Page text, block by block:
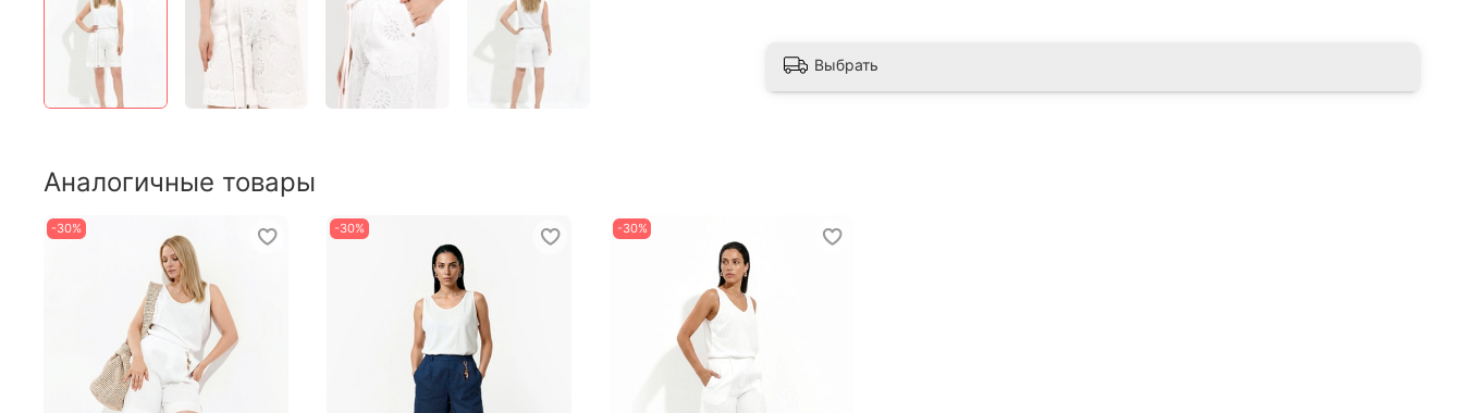
Выбрать
Аналогичные товары
-30% -30% -30%